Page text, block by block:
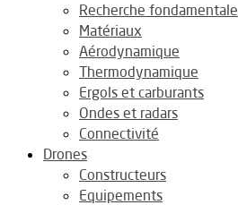
Recherche fondamentale
Matériaux
Aérodynamique
Thermodynamique
Ergols et carburants
Ondes et radars
Connectivité
Drones
Constructeurs
Equipements